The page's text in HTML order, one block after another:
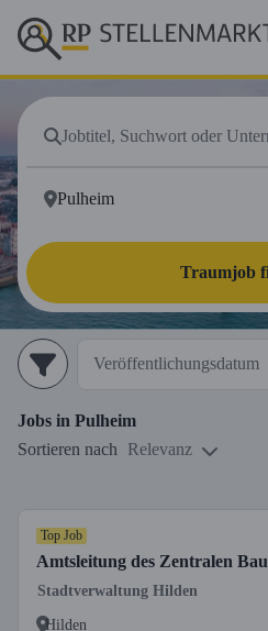
Traumjob
Veröffentlichungsdatum
Jobs in Pulheim
Sortieren nach Relevanz
Top Job
Amtsleitung des Zentralen
Stadtverwaltung Hilden
Hilden